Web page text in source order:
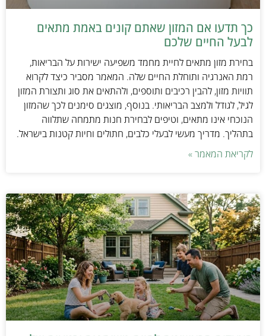
כך תדעו אם המזון שאתם קונים באמת מתאים
לבעל החיים שלכם
בחירת מזון מתאים לחיית מחמד משפיעה ישירות על הבריאות,
רמת האנרגיה ותוחלת החיים שלה. המאמר מסביר כיצד לקרוא
תוויות מזון, להבין רכיבים ותוספים, ולהתאים את סוג ותצורת המזון
לגיל, לגודל ולמצב הבריאותי. בנוסף, מוצגים סימנים לכך שהמזון
הנוכחי אינו מתאים, וטיפים לבחירת חנות מתמחה שתלווה
בתהליך. מדריך מעשי לבעלי כלבים, חתולים וחיות קטנות בישראל.
לקריאת המאמר »